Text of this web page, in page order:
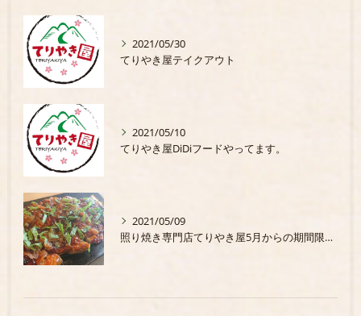
2021/05/30
てりやき屋テイクアウト
2021/05/10
てりやき屋DiDiフードやってます。
2021/05/09
照り焼き専門店てりやき屋5月からの期間限定商品